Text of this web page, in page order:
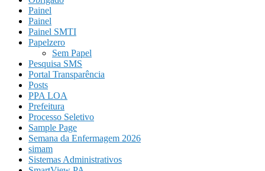
Painel
Painel
Painel SMTI
Papelzero
Sem Papel
Pesquisa SMS
Portal Transparência
Posts
PPA LOA
Prefeitura
Processo Seletivo
Sample Page
Semana da Enfermagem 2026
simam
Sistemas Administrativos